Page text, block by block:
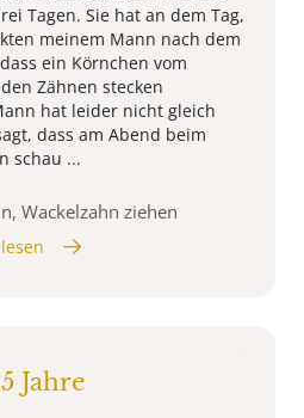
Tagen. Sie hat an dem Tag,
meinem Mann nach dem
ein Körnchen vom
Zähnen stecken
hat leider nicht gleich
dass am Abend beim
schau ...
Wackelzahn ziehen
Jahre